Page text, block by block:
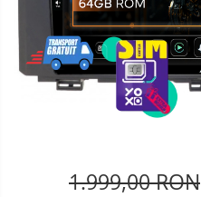
Telefoane mobile Lagenio
Telefoane mobile Samsung
Telefoane mobile iSEN
Telefoane mobile F150
Telefoane mobile HUAWEI
Telefoane mobile AGM
1.999,00 RON